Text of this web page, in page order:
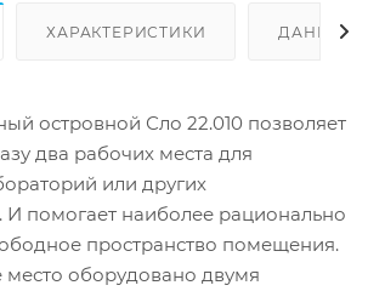
ХАРАКТЕРИСТИКИ ДАННЫЕ
островной Сло 22.010 позволяет
два рабочих места для
или других
помогает наиболее рационально
пространство помещения.
оборудовано двумя